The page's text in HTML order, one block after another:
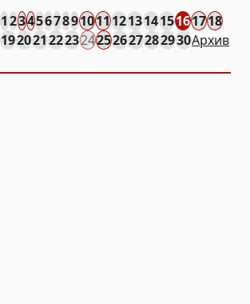
123456789101112131415161718
192021222324252627282930Архив